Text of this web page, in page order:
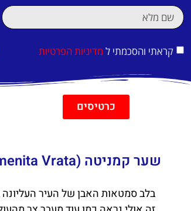
קראתי והסכמתי ל מדיניות הפרטיות
כרטיסים
שער קמניטה (Kamenita Vrata) בזאגרב- שער העיר העתיקה של זאגרב
בלב סמטאות האבן של העיר